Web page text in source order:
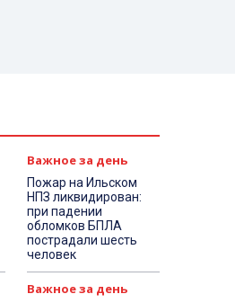
Важное за день
Пожар на Ильском
НПЗ ликвидирован:
при падении
обломков БПЛА
пострадали шесть
человек
Важное за день